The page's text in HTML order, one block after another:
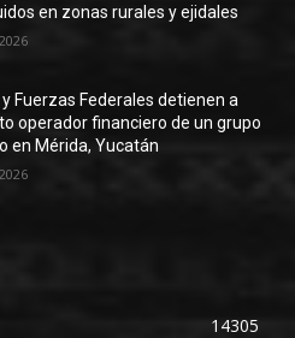
en zonas rurales y ejidales
Fuerzas Federales detienen a
operador financiero de un grupo
en Mérida, Yucatán
14305